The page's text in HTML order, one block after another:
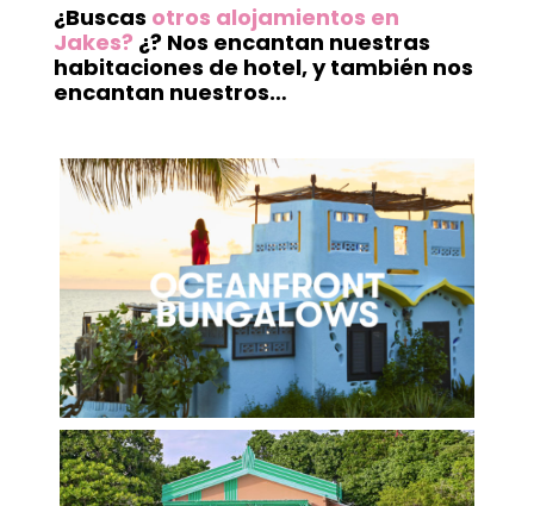
¿Buscas otros alojamientos en
Jakes? ¿? Nos encantan nuestras
habitaciones de hotel, y también nos
encantan nuestros…